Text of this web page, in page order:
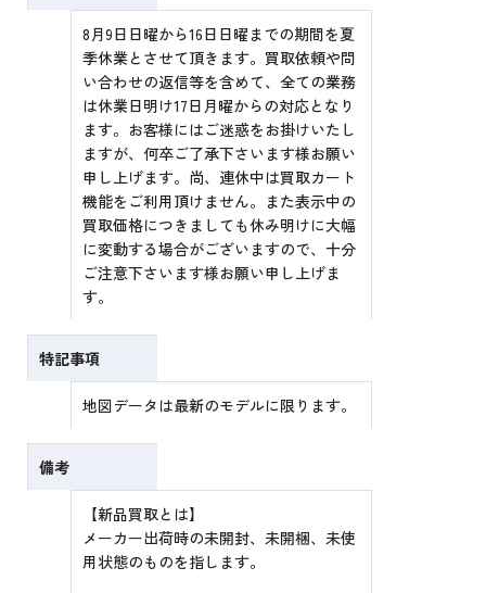
8月9日日曜から16日日曜までの期間を夏
季休業とさせて頂きます。買取依頼や問
い合わせの返信等を含めて、全ての業務
は休業日明け17日月曜からの対応となり
ます。お客様にはご迷惑をお掛けいたし
ますが、何卒ご了承下さいます様お願い
申し上げます。尚、連休中は買取カート
機能をご利用頂けません。また表示中の
買取価格につきましても休み明けに大幅
に変動する場合がございますので、十分
ご注意下さいます様お願い申し上げま
す。
特記事項
地図データは最新のモデルに限ります。
備考
【新品買取とは】
メーカー出荷時の未開封、未開梱、未使
用状態のものを指します。